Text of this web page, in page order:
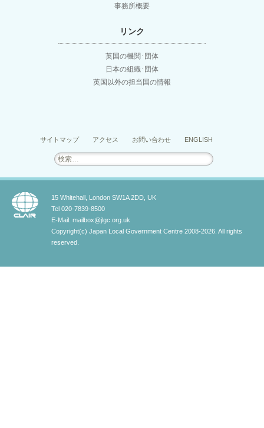
事務所概要
リンク
英国の機関･団体
日本の組織･団体
英国以外の担当国の情報
サイトマップ アクセス お問い合わせ ENGLISH
検
索:
15 Whitehall, London SW1A 2DD, UK
Tel 020-7839-8500
E-Mail: mailbox@jlgc.org.uk
Copyright(c) Japan Local Government Centre 2008-2026. All rights
reserved.